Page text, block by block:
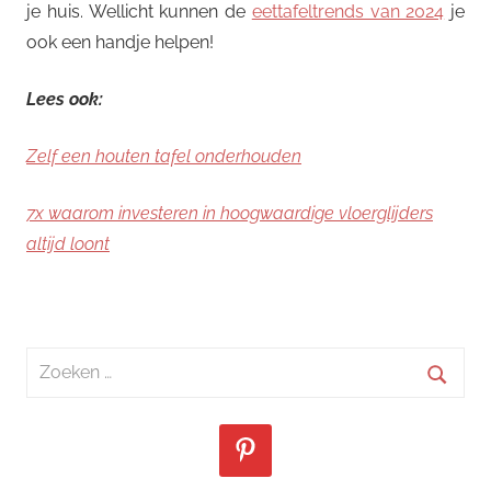
je huis. Wellicht kunnen de eettafeltrends van 2024 je
ook een handje helpen!
Lees ook:
Zelf een houten tafel onderhouden
7x waarom investeren in hoogwaardige vloerglijders
altijd loont
Zoeken